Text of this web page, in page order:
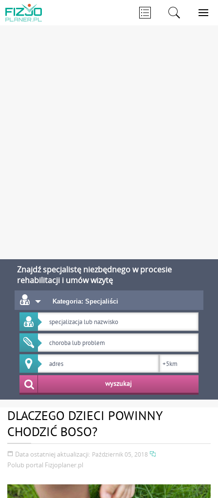
Znajdź specjalistę niezbędnego w procesie
rehabilitacji i umów wizytę
Kategoria: Specjaliści
wyszukaj
DLACZEGO DZIECI POWINNY
CHODZIĆ BOSO?
Data ostatniej aktualizacji: Październik 05, 2018
Polub portal Fizjoplaner.pl